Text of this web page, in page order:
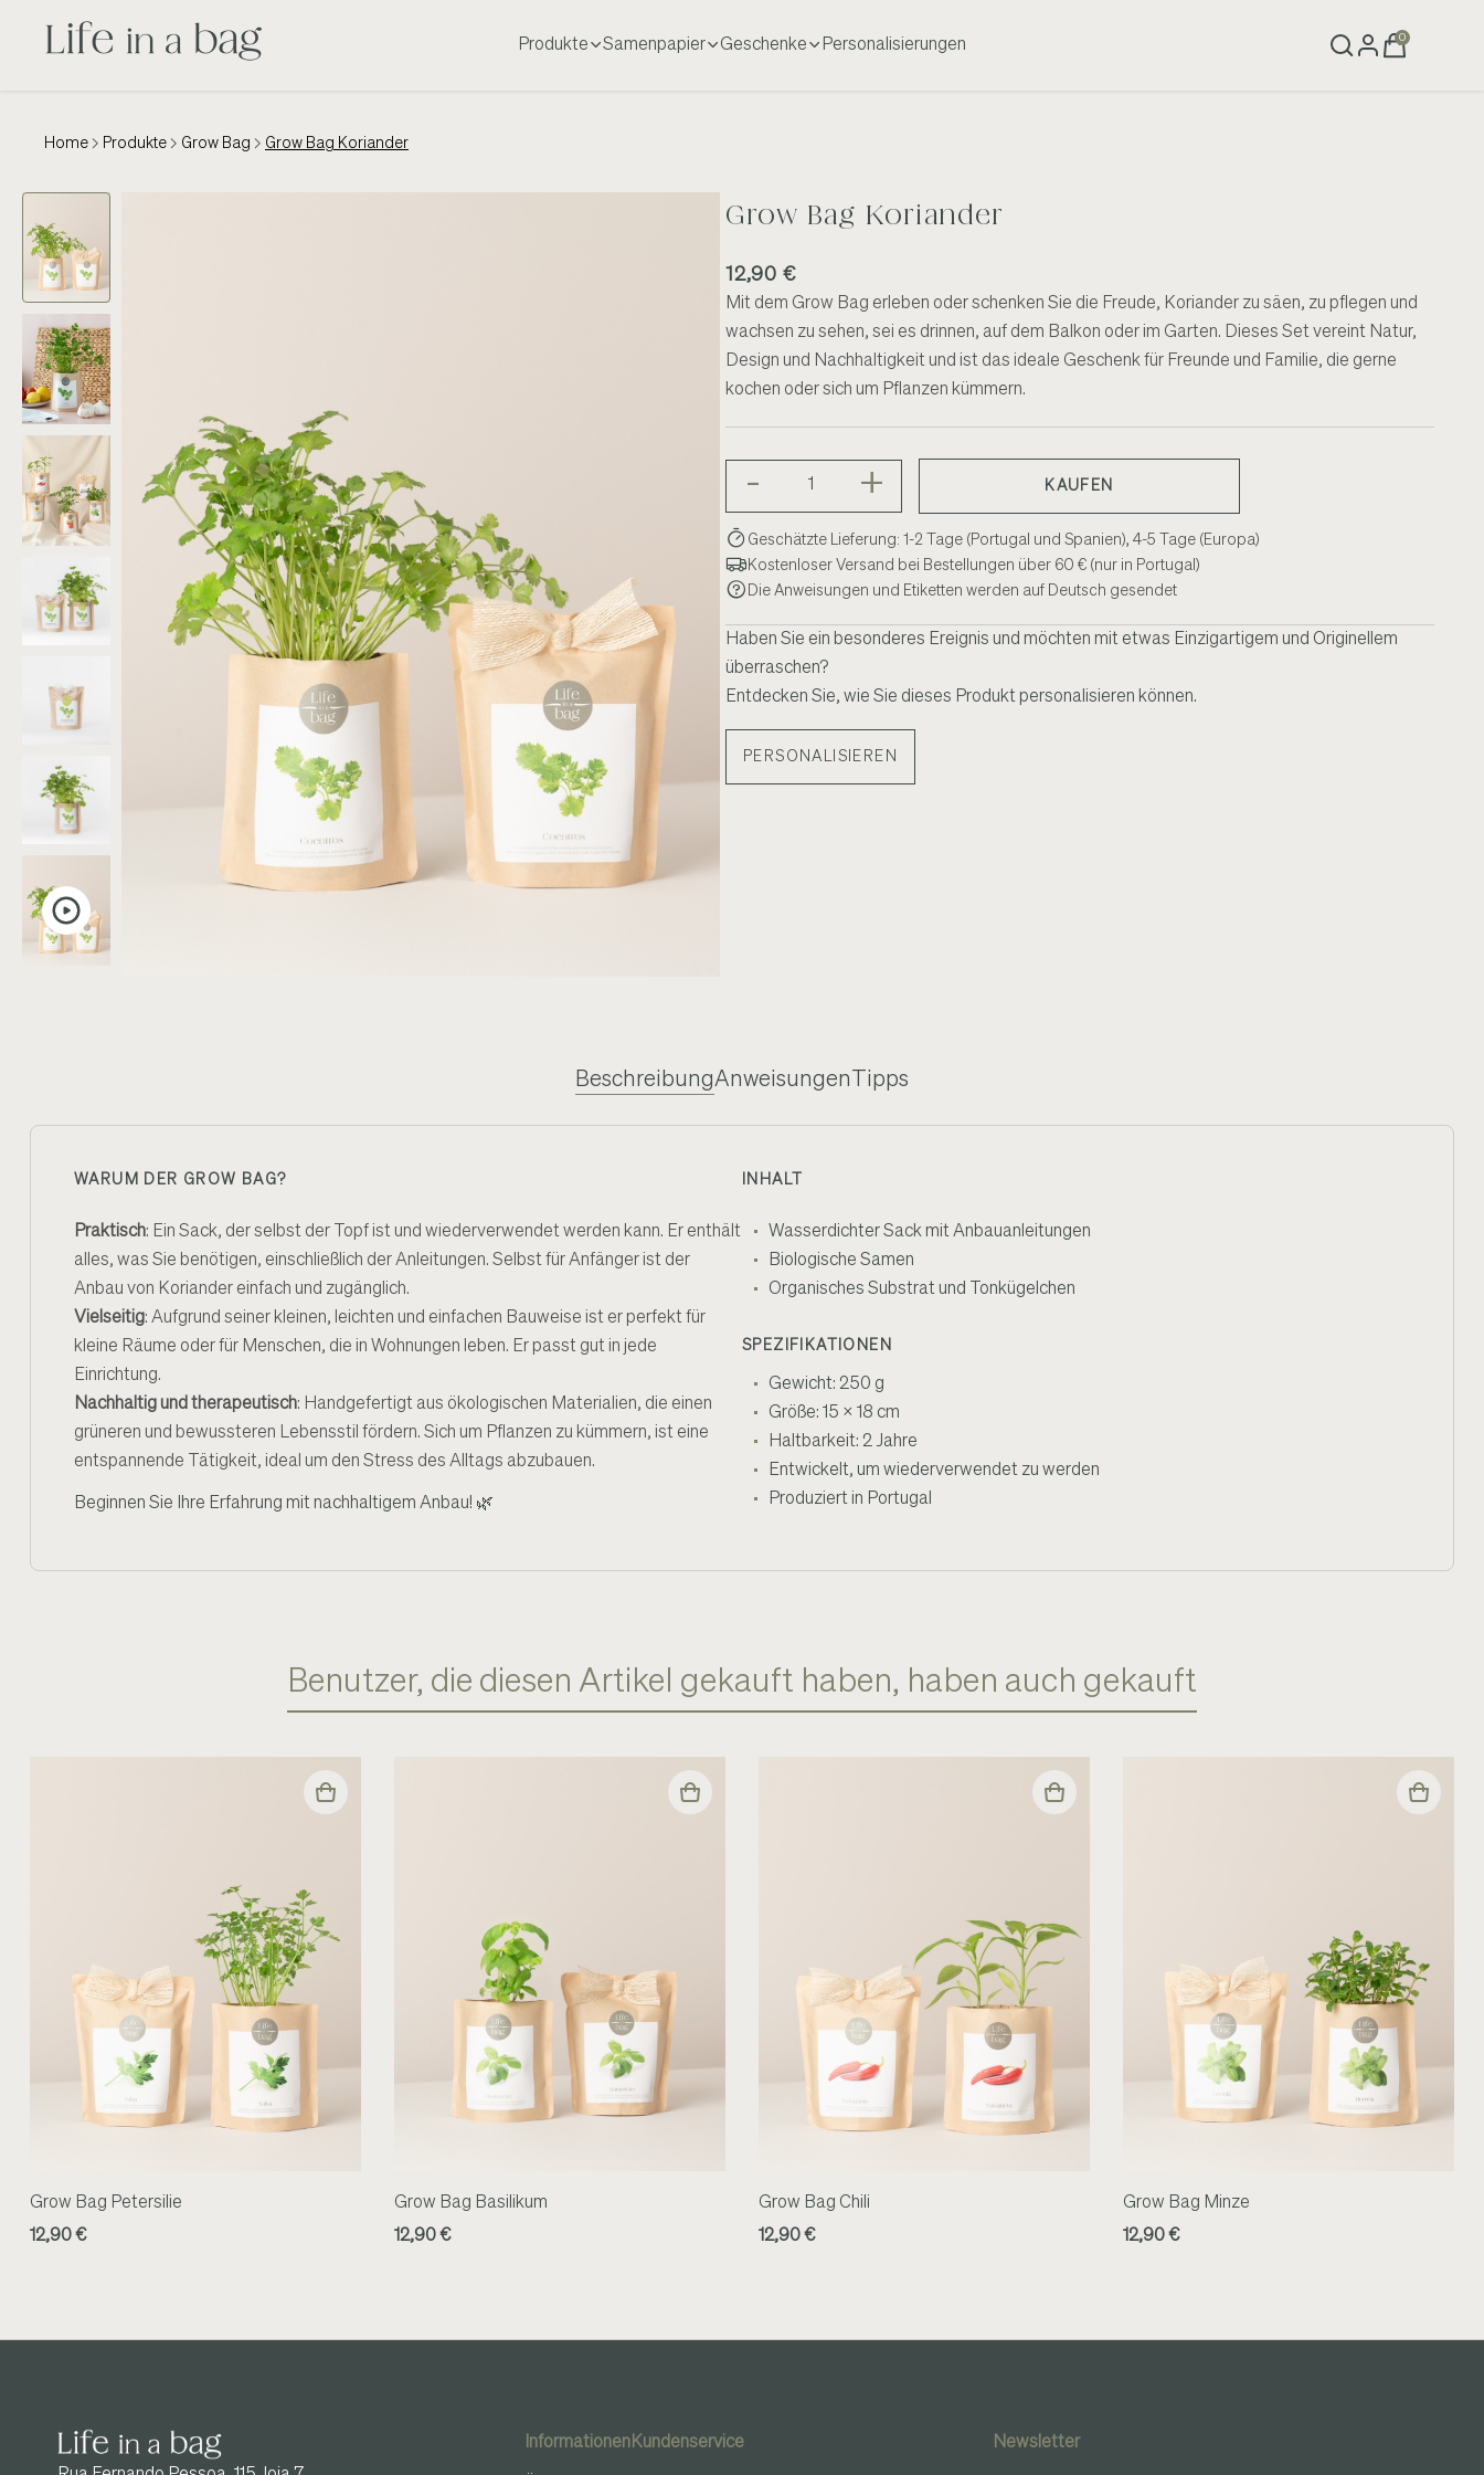
Produkte Samenpapier Geschenke Personalisierungen 0
Home Produkte Grow Bag Grow Bag Koriander
Grow Bag Koriander
12,90 €
Mit dem Grow Bag erleben oder schenken Sie die Freude, Koriander zu säen, zu pflegen und
wachsen zu sehen, sei es drinnen, auf dem Balkon oder im Garten. Dieses Set vereint Natur,
Design und Nachhaltigkeit und ist das ideale Geschenk für Freunde und Familie, die gerne
kochen oder sich um Pflanzen kümmern.
- + KAUFEN
Geschätzte Lieferung: 1-2 Tage (Portugal und Spanien), 4-5 Tage (Europa)
Kostenloser Versand bei Bestellungen über 60 € (nur in Portugal)
Die Anweisungen und Etiketten werden auf Deutsch gesendet
Haben Sie ein besonderes Ereignis und möchten mit etwas Einzigartigem und Originellem
überraschen?
Entdecken Sie, wie Sie dieses Produkt personalisieren können.
PERSONALISIEREN
BeschreibungAnweisungen Tipps
WARUM DER GROW BAG?
Praktisch: Ein Sack, der selbst der Topf ist und wiederverwendet werden kann. Er enthält
alles, was Sie benötigen, einschließlich der Anleitungen. Selbst für Anfänger ist der
Anbau von Koriander einfach und zugänglich.
Vielseitig: Aufgrund seiner kleinen, leichten und einfachen Bauweise ist er perfekt für
kleine Räume oder für Menschen, die in Wohnungen leben. Er passt gut in jede
Einrichtung.
Nachhaltig und therapeutisch: Handgefertigt aus ökologischen Materialien, die einen
grüneren und bewussteren Lebensstil fördern. Sich um Pflanzen zu kümmern, ist eine
entspannende Tätigkeit, ideal um den Stress des Alltags abzubauen.
Beginnen Sie Ihre Erfahrung mit nachhaltigem Anbau! 🌿
INHALT
Wasserdichter Sack mit Anbauanleitungen
Biologische Samen
Organisches Substrat und Tonkügelchen
SPEZIFIKATIONEN
Gewicht: 250 g
Größe: 15 x 18 cm
Haltbarkeit: 2 Jahre
Entwickelt, um wiederverwendet zu werden
Produziert in Portugal
Benutzer, die diesen Artikel gekauft haben, haben auch gekauft
Grow Bag Petersilie
12,90 €
Grow Bag Basilikum
12,90 €
Grow Bag Chili
12,90 €
Grow Bag Minze
12,90 €
InformationenKundenservice Newsletter